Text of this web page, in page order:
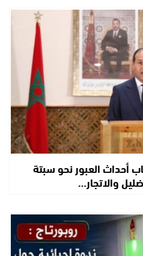
أحداث العبور نحو سبتة
والاتجار…